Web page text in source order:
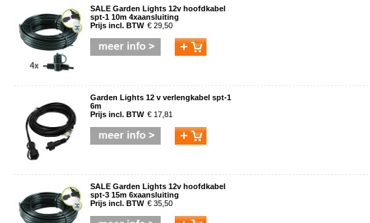
SALE Garden Lights 12v hoofdkabel
spt-1 10m 4xaansluiting
Prijs incl. BTW € 29,50
Garden Lights 12 v verlengkabel spt-1
6m
Prijs incl. BTW € 17,81
SALE Garden Lights 12v hoofdkabel
spt-3 15m 6xaansluiting
Prijs incl. BTW € 35,50